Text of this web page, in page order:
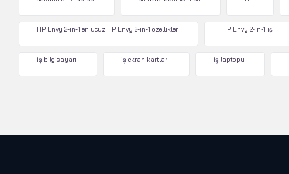
HP Envy 2-in-1 en ucuz HP Envy 2-in-1 özellikler HP Envy 2-in-1 iş
iş bilgisayarı iş ekran kartları iş laptopu